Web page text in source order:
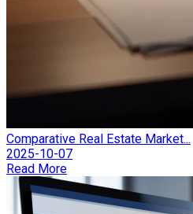
Comparative Real Estate Market...
2025-10-07
Read More